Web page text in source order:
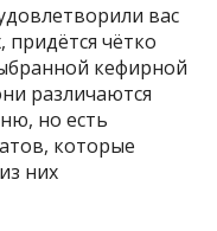
вас
чётко
кефирной
различаются
но есть
которые
них